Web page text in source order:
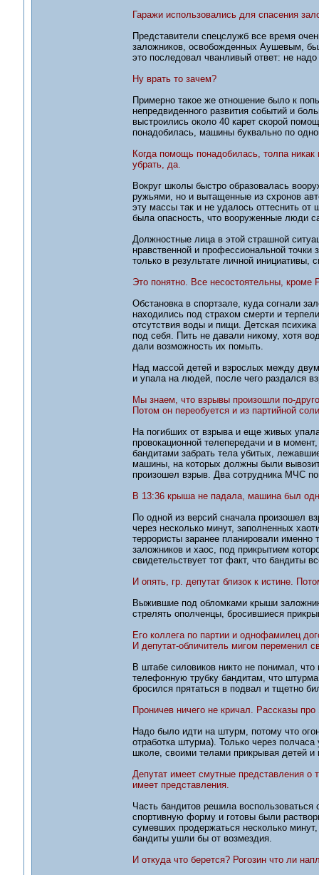
Гаражи использовались для спасения
Представители спецслужб все время
заложников, освобожденных Аушевым,
это последовал чванливый ответ: не
Ну врать то зачем?
Примерно такое же отношение было к
непредвиденного развития событий и
выстроились около 40 карет скорой
понадобилась, машины буквально по
Когда помощь понадобилась, толпа
убрать, да.
Вокруг школы быстро образовалась
ружьями, но и вытащенные из схронов
эту массы так и не удалось оттеснить
была опасность, что вооруженные люди
Должностные лица в этой страшной
нравственной и профессиональной
только в результате личной
Это понятно. Все несостоятельны, кроме
Обстановка в спортзале, куда согнали
находились под страхом смерти и
отсутствия воды и пищи. Детская
под себя. Пить не давали никому, хотя
дали возможность их помыть.
Над массой детей и взрослых между
и упала на людей, после чего раздался
Мы знаем, что взрывы произошли по-
Потом он переобуется и из партийной
На погибших от взрыва и еще живых
провокационной телепередачи и в
бандитами забрать тела убитых,
машины, на которых должны были
произошел взрыв. Два сотрудника МЧС
В 13:36 крыша не падала, машина был
По одной из версий сначала произошел
через несколько минут, заполненных
террористы заранее планировали
заложников и хаос, под прикрытием
свидетельствует тот факт, что бандиты
И опять, гр. депутат близок к истине.
Выжившие под обломками крыши
стрелять ополченцы, бросившиеся
Его коллега по партии и однофамилец
И депутат-обличитель мигом переменил
В штабе силовиков никто не понимал,
телефонную трубку бандитам, что
бросился прятаться в подвал и тщетно
Проничев ничего не кричал. Рассказы
Надо было идти на штурм, потому что
отработка штурма). Только через
школе, своими телами прикрывая детей и
Депутат имеет смутные представления
имеет представления.
Часть бандитов решила
спортивную форму и готовы были
сумевших продержаться несколько
бандиты ушли бы от возмездия.
И откуда что берется? Рогозин что ли